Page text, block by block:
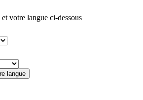
votre langue ci-dessous
langue